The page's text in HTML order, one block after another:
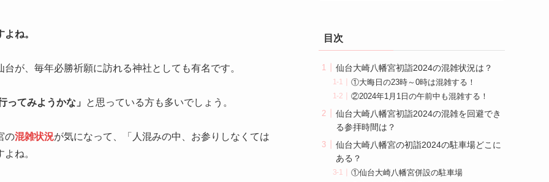
よね。
が、毎年必勝祈願に訪れる神社としても有名です。
ってみようかな」 と思っている方も多いでしょう。
の混雑状況が気になって、「人混みの中、お参りしなくては
ね。
目次
仙台大崎八幡宮初詣2024の混雑状況は？
①大晦日の23時～0時は混雑する！
②2024年1月1日の午前中も混雑する！
仙台大崎八幡宮初詣2024の混雑を回避でき
る参拝時間は？
仙台大崎八幡宮の初詣2024の駐車場どこに
ある？
①仙台大崎八幡宮併設の駐車場